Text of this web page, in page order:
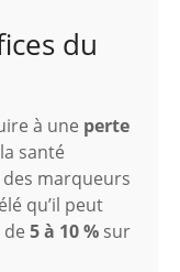
du
à une perte
santé
marqueurs
qu’il peut
5 à 10 % sur